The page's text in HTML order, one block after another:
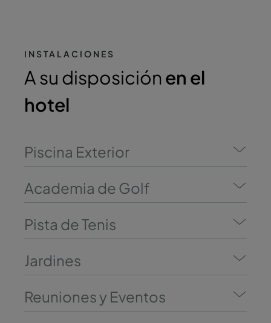
INSTALACIONES
A su disposiciónen el
hotel
Piscina Exterior
Academia de Golf
Pista de Tenis
Jardines
Reuniones y Eventos